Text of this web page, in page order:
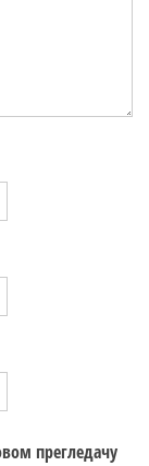
прегледачу